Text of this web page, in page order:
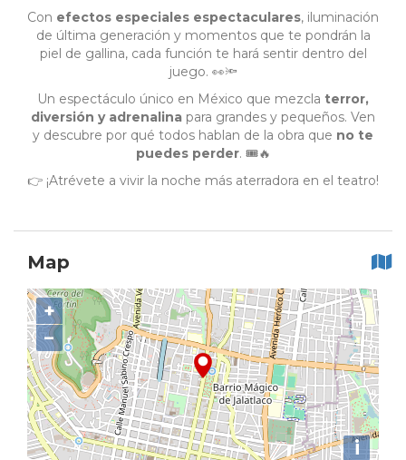
Con efectos especiales espectaculares, iluminación
de última generación y momentos que te pondrán la
piel de gallina, cada función te hará sentir dentro del
juego. 👀🔦
Un espectáculo único en México que mezcla terror,
diversión y adrenalina para grandes y pequeños. Ven
y descubre por qué todos hablan de la obra que no te
puedes perder. 🎟️🔥
👉 ¡Atrévete a vivir la noche más aterradora en el teatro!
Map
+
−
i